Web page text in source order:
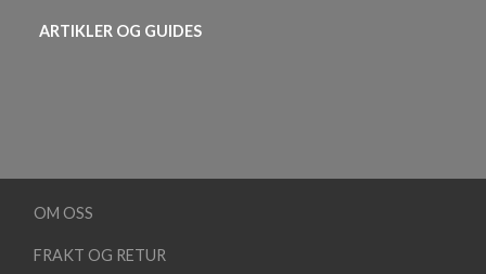
ARTIKLER OG GUIDES
OM OSS
FRAKT OG RETUR